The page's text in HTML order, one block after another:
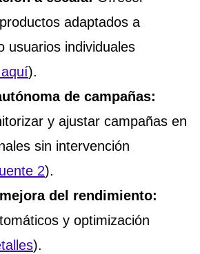
adaptados a
usuarios individuales
).
de campañas:
y ajustar campañas en
sin intervención
2).
del rendimiento:
y optimización
).